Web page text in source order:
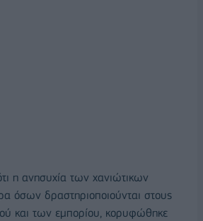
η ανησυχία των χανιώτικων
όσων δραστηριοποιούνται στους
και των εμπορίου, κορυφώθηκε